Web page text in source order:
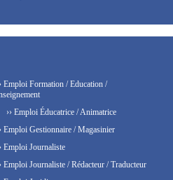
Emploi Formation / Education /
›› Emploi Éducatrice / Animatrice
Emploi Gestionnaire / Magasinier
Emploi Journaliste
Emploi Journaliste / Rédacteur / Traducteur